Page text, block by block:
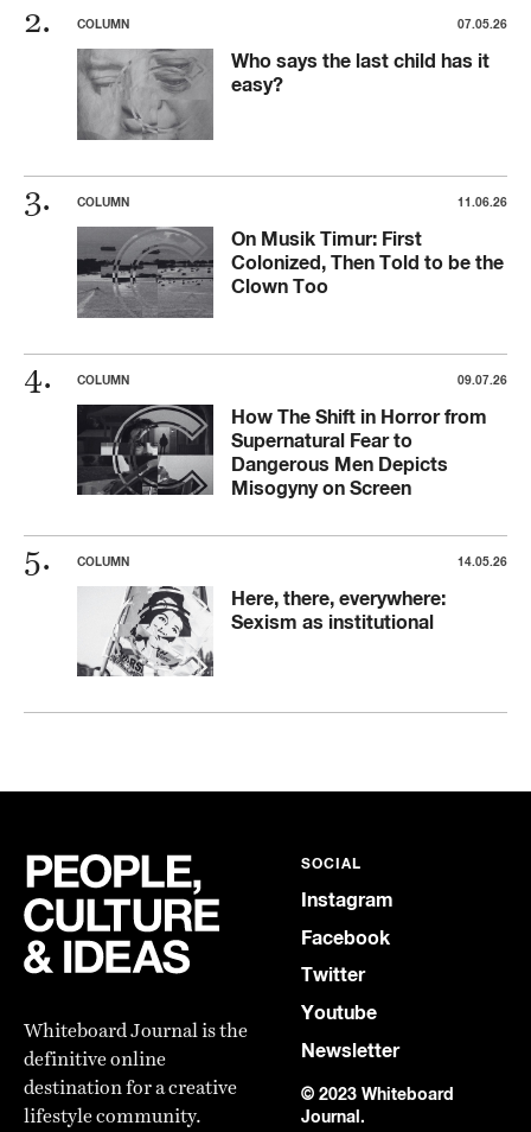
COLUMN 07.05.26
Who says the last child has it
easy?
COLUMN 11.06.26
On Musik Timur: First
Colonized, Then Told to be the
Clown Too
COLUMN 09.07.26
How The Shift in Horror from
Supernatural Fear to
Dangerous Men Depicts
Misogyny on Screen
COLUMN 14.05.26
Here, there, everywhere:
Sexism as institutional
Whiteboard Journal is the
definitive online
destination for a creative
lifestyle community.
SOCIAL
Instagram
Facebook
Twitter
Youtube
Newsletter
© 2023 Whiteboard
Journal.